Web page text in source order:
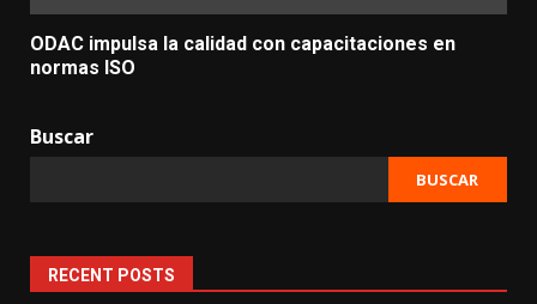
ODAC impulsa la calidad con capacitaciones en
normas ISO
Buscar
BUSCAR
RECENT POSTS